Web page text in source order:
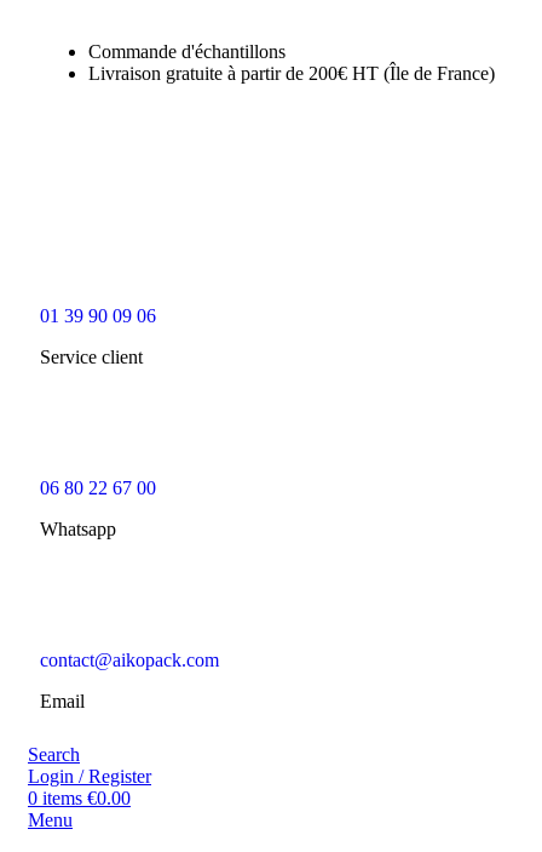
Commande d'échantillons
Livraison gratuite à partir de 200€ HT (Île de France)
01 39 90 09 06
Service client
06 80 22 67 00
Whatsapp
contact@aikopack.com
Email
Search
Login / Register
0 items €0.00
Menu